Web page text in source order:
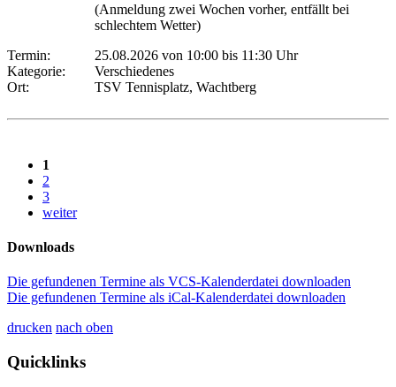
(Anmeldung zwei Wochen vorher, entfällt bei
schlechtem Wetter)
Termin:
25.08.2026 von 10:00 bis 11:30 Uhr
Kategorie:
Verschiedenes
Ort:
TSV Tennisplatz, Wachtberg
1
2
3
weiter
Downloads
Die gefundenen Termine als VCS-Kalenderdatei downloaden
Die gefundenen Termine als iCal-Kalenderdatei downloaden
drucken nach oben
Quicklinks